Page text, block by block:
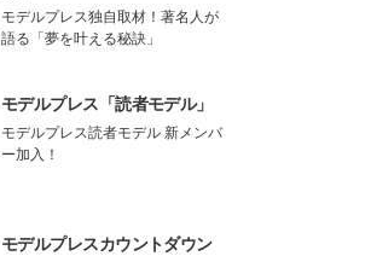
モデルプレス独自取材！著名人が
語る「夢を叶える秘訣」
モデルプレス「読者モデル」
モデルプレス読者モデル 新メンバ
ー加入！
モデルプレスカウントダウン